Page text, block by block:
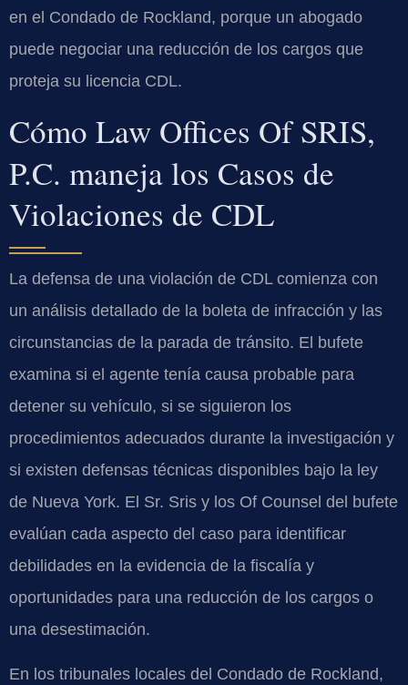
en el Condado de Rockland, porque un abogado
puede negociar una reducción de los cargos que
proteja su licencia CDL.
Cómo Law Offices Of SRIS,
P.C. maneja los Casos de
Violaciones de CDL
La defensa de una violación de CDL comienza con
un análisis detallado de la boleta de infracción y las
circunstancias de la parada de tránsito. El bufete
examina si el agente tenía causa probable para
detener su vehículo, si se siguieron los
procedimientos adecuados durante la investigación y
si existen defensas técnicas disponibles bajo la ley
de Nueva York. El Sr. Sris y los Of Counsel del bufete
evalúan cada aspecto del caso para identificar
debilidades en la evidencia de la fiscalía y
oportunidades para una reducción de los cargos o
una desestimación.
En los tribunales locales del Condado de Rockland,